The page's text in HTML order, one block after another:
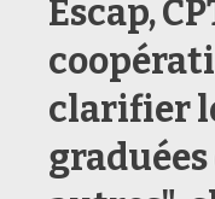
Escap,
clarifier
graduées